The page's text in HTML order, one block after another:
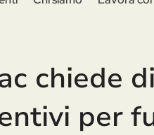
chiede
per